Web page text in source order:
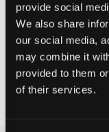
provide social
We also share
our social media,
may combine it
provided to them
of their services.
VELG
Rask levering
Fri frakt over 999 kr